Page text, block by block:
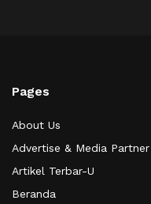
Pages
About Us
Advertise & Media Partner
Artikel Terbar-U
Beranda